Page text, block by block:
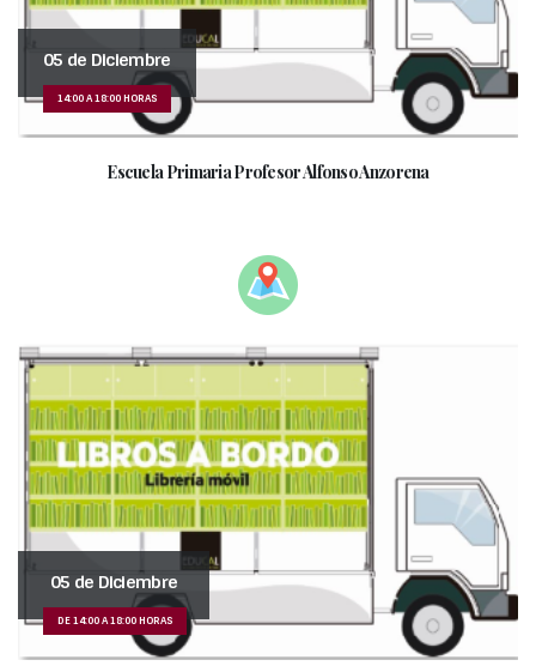
05 de Diciembre
14:00 A 18:00 HORAS
Escuela Primaria Profesor Alfonso Anzorena
05 de Diciembre
DE 14:00 A 18:00 HORAS